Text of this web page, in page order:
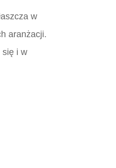
w
aranżacji.
się i w